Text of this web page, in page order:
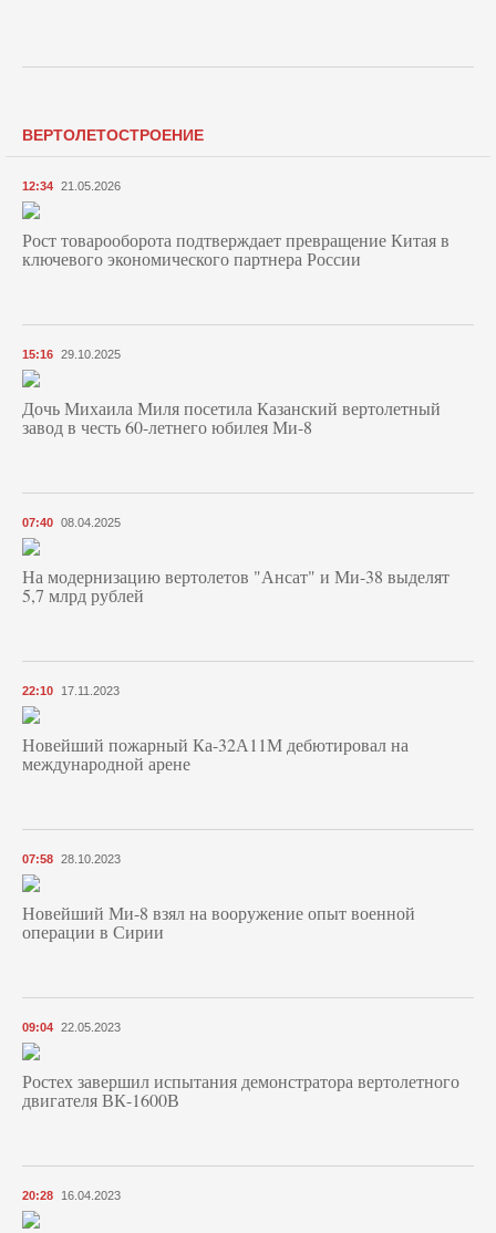
ВЕРТОЛЕТОСТРОЕНИЕ
12:34 21.05.2026
Рост товарооборота подтверждает превращение Китая в
ключевого экономического партнера России
15:16 29.10.2025
Дочь Михаила Миля посетила Казанский вертолетный
завод в честь 60-летнего юбилея Ми-8
07:40 08.04.2025
На модернизацию вертолетов "Ансат" и Ми-38 выделят
5,7 млрд рублей
22:10 17.11.2023
Новейший пожарный Ка-32А11М дебютировал на
международной арене
07:58 28.10.2023
Новейший Ми-8 взял на вооружение опыт военной
операции в Сирии
09:04 22.05.2023
Ростех завершил испытания демонстратора вертолетного
двигателя ВК-1600В
20:28 16.04.2023